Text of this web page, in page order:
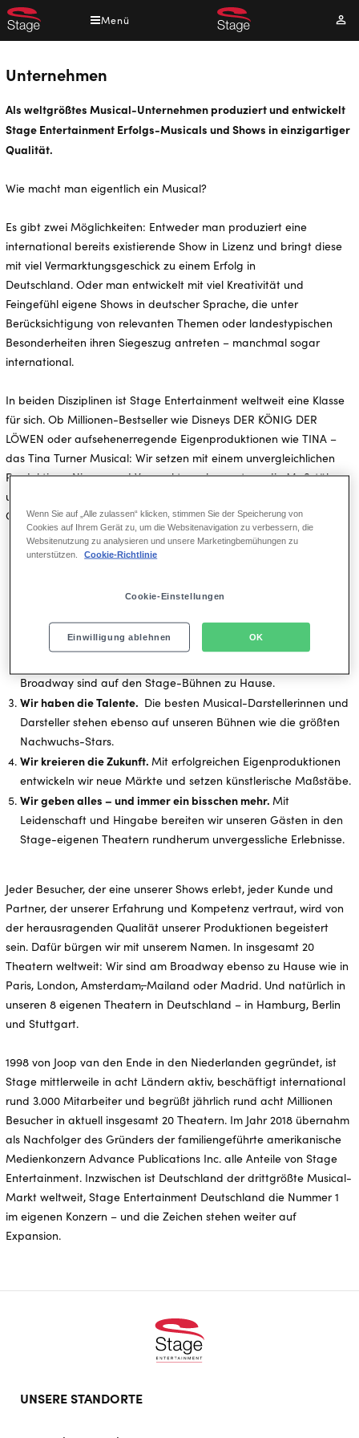
Direkt
zum
Menü
Unternehmen
Als weltgrößtes Musical-Unternehmen produziert und entwickelt
Stage Entertainment Erfolgs-Musicals und Shows in einzigartiger
Qualität.
Wie macht man eigentlich ein Musical?
Es gibt zwei Möglichkeiten: Entweder man produziert eine
international bereits existierende Show in Lizenz und bringt diese
mit viel Vermarktungsgeschick zu einem Erfolg in
Deutschland. Oder man entwickelt mit viel Kreativität und
Feingefühl eigene Shows in deutscher Sprache, die unter
Berücksichtigung von relevanten Themen oder landestypischen
Besonderheiten ihren Siegeszug antreten – manchmal sogar
international.
In beiden Disziplinen ist Stage Entertainment weltweit eine Klasse
für sich. Ob Millionen-Bestseller wie Disneys DER KÖNIG DER
LÖWEN oder aufsehenerregende Eigenproduktionen wie TINA –
das Tina Turner Musical: Wir setzen mit einem unvergleichlichen
Produktions-Niveau und Vermarktungskompetenz die Maßstäbe
und garantieren dies mit dem Stage Entertainment 5-Sterne-
Qualitätsversprechen:
vertrauen uns und stehen als Co-Produzenten, Komponisten
oder Autoren an unserer Seite.
Wir produzieren Welt-Erfolge.
Internationale, preisgekrönte
Broadway sind auf den Stage-Bühnen zu Hause.
Wir haben die Talente. Die besten Musical-Darstellerinnen und
Darsteller stehen ebenso auf unseren Bühnen wie die größten
Nachwuchs-Stars.
Wir kreieren die Zukunft. Mit erfolgreichen Eigenproduktionen
entwickeln wir neue Märkte und setzen künstlerische Maßstäbe.
Wir geben alles – und immer ein bisschen mehr. Mit
Leidenschaft und Hingabe bereiten wir unseren Gästen in den
Stage-eigenen Theatern rundherum unvergessliche Erlebnisse.
Jeder Besucher, der eine unserer Shows erlebt, jeder Kunde und
Partner, der unserer Erfahrung und Kompetenz vertraut, wird von
der herausragenden Qualität unserer Produktionen begeistert
sein. Dafür bürgen wir mit unserem Namen. In insgesamt 20
Theatern weltweit: Wir sind am Broadway ebenso zu Hause wie in
Paris, London, Amsterdam,Mailand oder Madrid. Und natürlich in
unseren 8 eigenen Theatern in Deutschland – in Hamburg, Berlin
und Stuttgart.
1998 von Joop van den Ende in den Niederlanden gegründet, ist
Stage mittlerweile in acht Ländern aktiv, beschäftigt international
rund 3.000 Mitarbeiter und begrüßt jährlich rund acht Millionen
Besucher in aktuell insgesamt 20 Theatern. Im Jahr 2018 übernahm
als Nachfolger des Gründers der familiengeführte amerikanische
Medienkonzern Advance Publications Inc. alle Anteile von Stage
Entertainment. Inzwischen ist Deutschland der drittgrößte Musical-
Markt weltweit, Stage Entertainment Deutschland die Nummer 1
im eigenen Konzern – und die Zeichen stehen weiter auf
Expansion.
UNSERE STANDORTE
Wenn Sie auf „Alle zulassen“ klicken, stimmen Sie der Speicherung von
Cookies auf Ihrem Gerät zu, um die Websitenavigation zu verbessern, die
Websitenutzung zu analysieren und unsere Marketingbemühungen zu
unterstützen.
Cookie-Richtlinie
Cookie-Einstellungen
Einwilligung ablehnen OK